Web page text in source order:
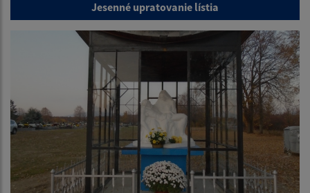
Jesenné upratovanie lístia